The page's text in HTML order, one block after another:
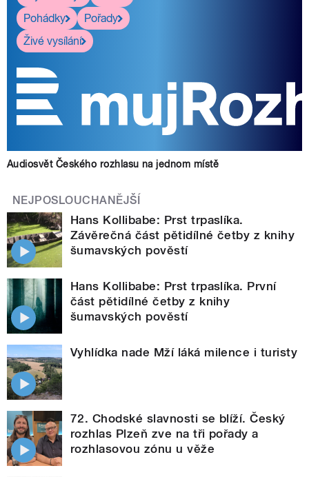
Pohádky
Pořady
Živé vysílání
Audiosvět Českého rozhlasu na jednom místě
NEJPOSLOUCHANĚJŠÍ
Hans Kollibabe: Prst trpaslíka.
Závěrečná část pětidílné četby z knihy
šumavských pověstí
Hans Kollibabe: Prst trpaslíka. První
část pětidílné četby z knihy
šumavských pověstí
Vyhlídka nade Mží láká milence i turisty
72. Chodské slavnosti se blíží. Český
rozhlas Plzeň zve na tři pořady a
rozhlasovou zónu u věže